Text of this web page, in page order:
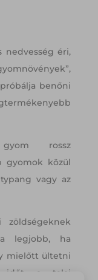
nedvesség éri,
benőni
rossz
gyomok közül
vagy az
legjobb, ha
mielőtt ültetni
időt a talaj